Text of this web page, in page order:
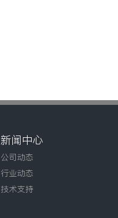
新闻中心
公司动态
行业动态
技术支持